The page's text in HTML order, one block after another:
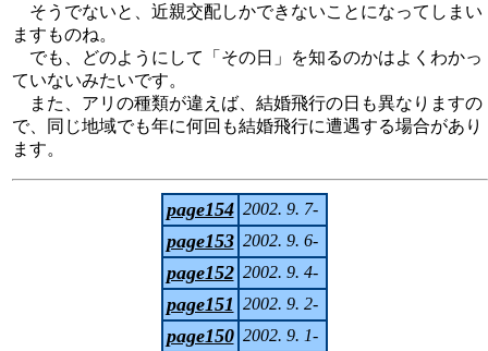
そうでないと、近親交配しかできないことになってしまい
ますものね。
でも、どのようにして「その日」を知るのかはよくわかっ
ていないみたいです。
また、アリの種類が違えば、結婚飛行の日も異なりますの
で、同じ地域でも年に何回も結婚飛行に遭遇する場合があり
ます。
page154 2002. 9. 7-
page153 2002. 9. 6-
page152 2002. 9. 4-
page151 2002. 9. 2-
page150 2002. 9. 1-